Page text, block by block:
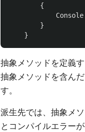
{
Console
}
}
抽象メソッドを定義
抽象メソッドを含ん
す。
派生先では、抽象メ
とコンパイルエラー